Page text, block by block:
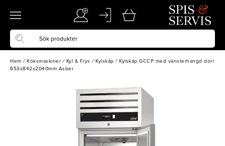
Hem / Köksmaskiner / Kyl & Frys / Kylskåp / Kylskåp GCCP med vänsterhängd dörr
653x842x2040mm Asber